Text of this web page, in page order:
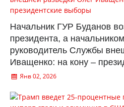
Начальник ГУР Буданов
президента, а
руководитель Службы
Иващенко: на кону –
Янв 02, 2026